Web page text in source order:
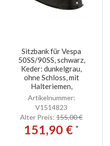
Sitzbank für Vespa
50SS/90SS, schwarz,
Keder: dunkelgrau,
ohne Schloss, mit
Halteriemen,
Artikelnummer:
V1514823
Alter Preis: 155,00 €
151,90 € *